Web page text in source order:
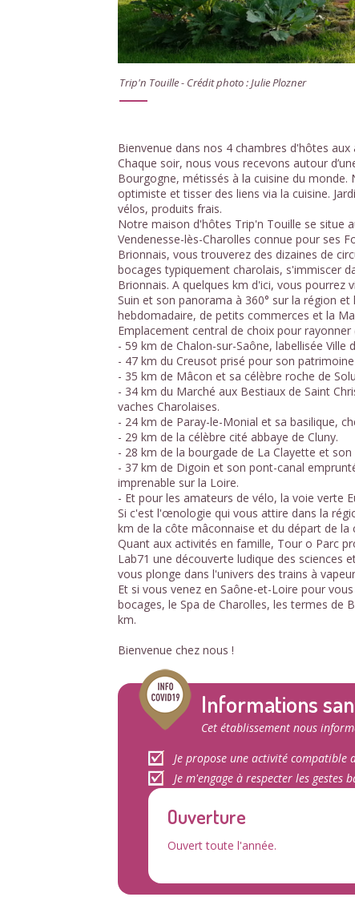
Trip'n Touille - Crédit photo : Julie Plozner
Bienvenue dans nos 4 chambres d'hôtes
Chaque soir, nous vous recevons autour
Bourgogne, métissés à la cuisine du
optimiste et tisser des liens via la cuisine.
vélos, produits frais.
Notre maison d'hôtes Trip'n Touille se situe
Vendenesse-lès-Charolles connue pour ses
Brionnais, vous trouverez des dizaines de
bocages typiquement charolais, s'immiscer
Brionnais. A quelques km d'ici, vous pourrez
Suin et son panorama à 360° sur la région
hebdomadaire, de petits commerces et la
Emplacement central de choix pour
- 59 km de Chalon-sur-Saône, labellisée Ville
- 47 km du Creusot prisé pour son
- 35 km de Mâcon et sa célèbre roche de
- 34 km du Marché aux Bestiaux de Saint
vaches Charolaises.
- 24 km de Paray-le-Monial et sa basilique,
- 29 km de la célèbre cité abbaye de Cluny.
- 28 km de la bourgade de La Clayette et son
- 37 km de Digoin et son pont-canal
imprenable sur la Loire.
- Et pour les amateurs de vélo, la voie verte
Si c'est l'œnologie qui vous attire dans la
km de la côte mâconnaise et du départ de
Quant aux activités en famille, Tour o Parc
Lab71 une découverte ludique des sciences
vous plonge dans l'univers des trains à
Et si vous venez en Saône-et-Loire pour
bocages, le Spa de Charolles, les termes de
km.
Bienvenue chez nous !
Informations
Cet établissement nous
Je propose une activité compatible
Je m'engage à respecter les
Ouverture
Ouvert toute l'année.